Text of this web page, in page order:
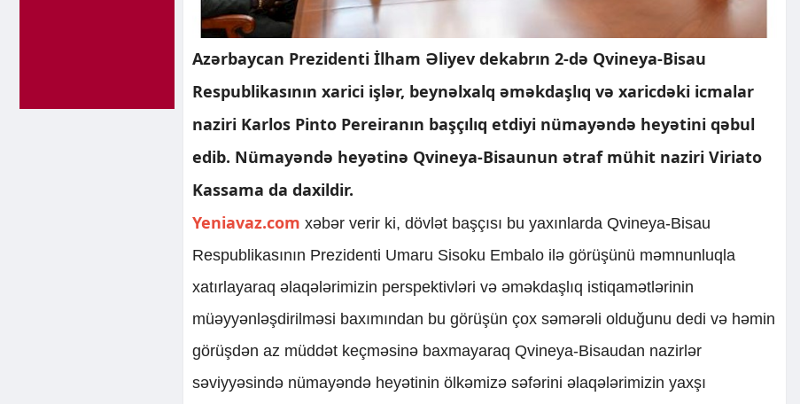
Azərbaycan Prezidenti İlham Əliyev dekabrın 2-də Qvineya-Bisau
Respublikasının xarici işlər, beynəlxalq əməkdaşlıq və xaricdəki icmalar
naziri Karlos Pinto Pereiranın başçılıq etdiyi nümayəndə heyətini qəbul
edib. Nümayəndə heyətinə Qvineya-Bisaunun ətraf mühit naziri Viriato
Kassama da daxildir.
Yeniavaz.com xəbər verir ki, dövlət başçısı bu yaxınlarda Qvineya-Bisau
Respublikasının Prezidenti Umaru Sisoku Embalo ilə görüşünü məmnunluqla
xatırlayaraq əlaqələrimizin perspektivləri və əməkdaşlıq istiqamətlərinin
müəyyənləşdirilməsi baxımından bu görüşün çox səmərəli olduğunu dedi və həmin
görüşdən az müddət keçməsinə baxmayaraq Qvineya-Bisaudan nazirlər
səviyyəsində nümayəndə heyətinin ölkəmizə səfərini əlaqələrimizin yaxşı